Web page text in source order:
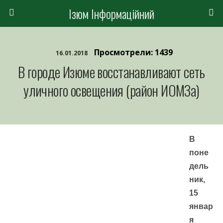
Ізюм Інформаційний
16.01.2018 Просмотрели: 1439
В городе Изюме восстанавливают сеть
уличного освещения (район ИОМЗа)
В
поне
дель
ник,
15
январ
я